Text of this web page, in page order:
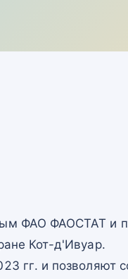
ФАО ФАОСТАТ и
Кот-д'Ивуар.
гг. и позволяют